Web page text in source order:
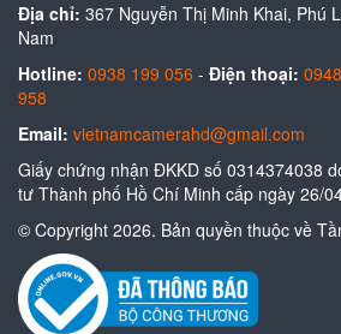
Địa chỉ: 367 Nguyễn Thị Minh Khai, Phú
Nam
Hotline: 0938 199 056 - Điện thoại:
958
Email: vietnamcamerahd@gmail.com
Giấy chứng nhận ĐKKD số 0314374038
tư Thành phố Hồ Chí Minh cấp ngày 26/
© Copyright 2026. Bản quyền thuộc về